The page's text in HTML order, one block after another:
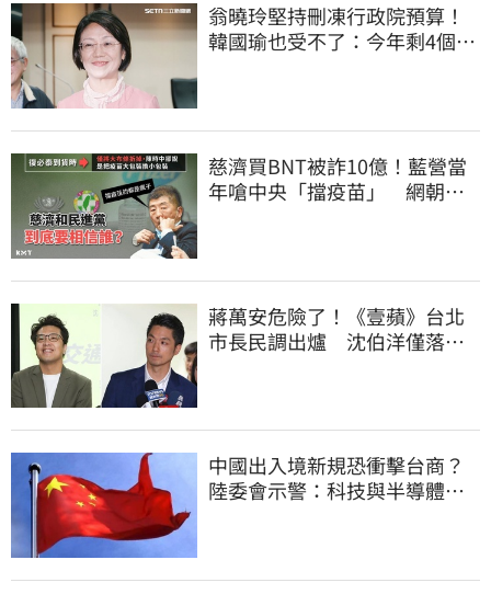
翁曉玲堅持刪凍行政院預算！
韓國瑜也受不了：今年剩4個月
慈濟買BNT被詐10億！藍營當
年嗆中央「擋疫苗」 網朝
蔣萬安危險了！《壹蘋》台北
市長民調出爐 沈伯洋僅落後
中國出入境新規恐衝擊台商？
陸委會示警：科技與半導體從